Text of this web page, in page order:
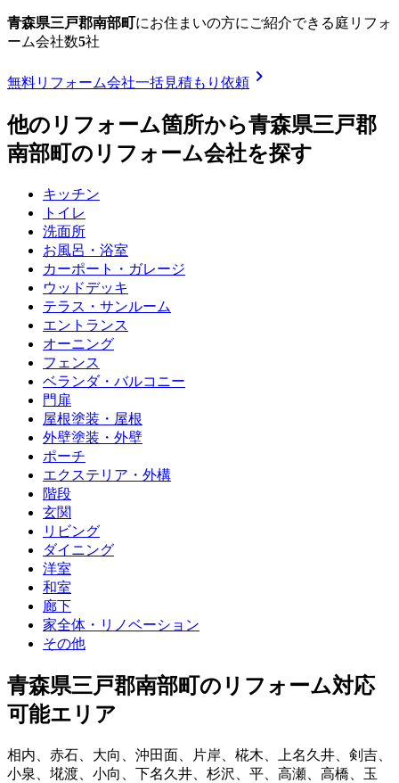
青森県三戸郡南部町にお住まいの方にご紹介できる庭リフォ
ーム会社数5社
無料リフォーム会社一括見積もり依頼 chevron_right
他のリフォーム箇所から青森県三戸郡
南部町のリフォーム会社を探す
キッチン
トイレ
洗面所
お風呂・浴室
カーポート・ガレージ
ウッドデッキ
テラス・サンルーム
エントランス
オーニング
フェンス
ベランダ・バルコニー
門扉
屋根塗装・屋根
外壁塗装・外壁
ポーチ
エクステリア・外構
階段
玄関
リビング
ダイニング
洋室
和室
廊下
家全体・リノベーション
その他
青森県三戸郡南部町のリフォーム対応
可能エリア
相内 赤石 大向 沖田面 片岸 椛木 上名久井 剣吉
小泉
埖渡 小向 下名久井 杉沢 平 高瀬 高橋
玉